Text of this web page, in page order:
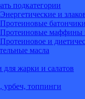
подкатегории
Энергетические и
Протеиновые батончики
Протеиновые маффины
Протеиновое и
масла
для жарки и салатов
урбеч, топпинги